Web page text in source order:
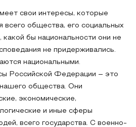
свои интересы, которые
всего общества, его социальных
бы национальности они не
не придерживались.
национальными.
Российской Федерации – это
общества. Они
экономические,
и иные сферы
всего государства. С военно-